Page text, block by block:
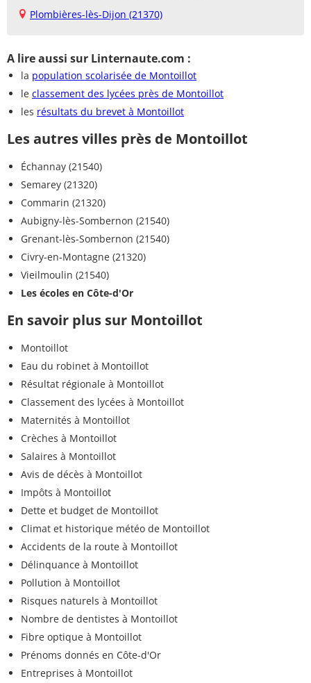
Plombières-lès-Dijon (21370)
A lire aussi sur Linternaute.com :
la population scolarisée de Montoillot
le classement des lycées près de Montoillot
les résultats du brevet à Montoillot
Les autres villes près de Montoillot
Échannay (21540)
Semarey (21320)
Commarin (21320)
Aubigny-lès-Sombernon (21540)
Grenant-lès-Sombernon (21540)
Civry-en-Montagne (21320)
Vieilmoulin (21540)
Les écoles en Côte-d'Or
En savoir plus sur Montoillot
Montoillot
Eau du robinet à Montoillot
Résultat régionale à Montoillot
Classement des lycées à Montoillot
Maternités à Montoillot
Crèches à Montoillot
Salaires à Montoillot
Avis de décès à Montoillot
Impôts à Montoillot
Dette et budget de Montoillot
Climat et historique météo de Montoillot
Accidents de la route à Montoillot
Délinquance à Montoillot
Pollution à Montoillot
Risques naturels à Montoillot
Nombre de dentistes à Montoillot
Fibre optique à Montoillot
Prénoms donnés en Côte-d'Or
Entreprises à Montoillot